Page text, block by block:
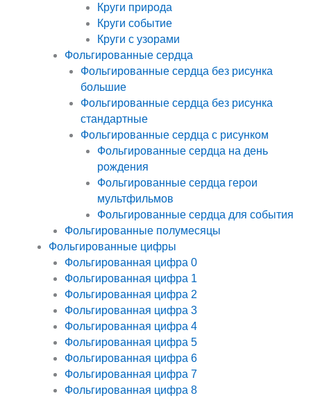
Круги природа
Круги событие
Круги с узорами
Фольгированные сердца
Фольгированные сердца без рисунка
большие
Фольгированные сердца без рисунка
стандартные
Фольгированные сердца с рисунком
Фольгированные сердца на день
рождения
Фольгированные сердца герои
мультфильмов
Фольгированные сердца для события
Фольгированные полумесяцы
Фольгированные цифры
Фольгированная цифра 0
Фольгированная цифра 1
Фольгированная цифра 2
Фольгированная цифра 3
Фольгированная цифра 4
Фольгированная цифра 5
Фольгированная цифра 6
Фольгированная цифра 7
Фольгированная цифра 8